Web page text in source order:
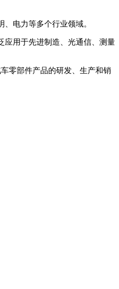
电力等多个行业领域。
应用于先进制造、光通信、测量
零部件产品的研发、生产和销